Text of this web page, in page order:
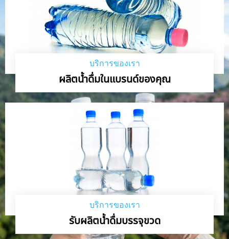
บริการของเรา
ผลิตน้ำดื่มในแบรนด์ของคุณ
บริการของเรา
รับผลิตน้ำดื่มบรรจุขวด